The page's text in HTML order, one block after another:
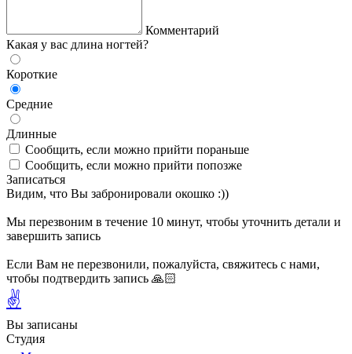
Комментарий
Какая у вас длина ногтей?
Короткие
Средние
Длинные
Сообщить, если можно прийти пораньше
Сообщить, если можно прийти попозже
Записаться
Видим, что Вы забронировали окошко :))
Мы перезвоним в течение 10 минут, чтобы уточнить детали и
завершить запись
Если Вам не перезвонили, пожалуйста, свяжитесь с нами,
чтобы подтвердить запись 🙏🏻
✌
Вы записаны
Студия